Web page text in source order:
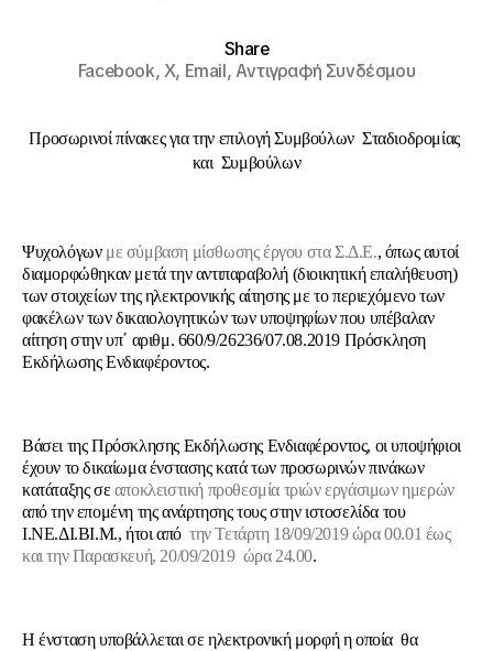
Share
Facebook,X, Email,Αντιγραφή Συνδέσμου
Προσωρινοί πίνακες για την επιλογή Συμβούλων Σταδιοδρομίας
και Συμβούλων
Ψυχολόγωνμε σύμβαση μίσθωσης έργου στα Σ.Δ.Ε., όπως αυτοί
διαμορφώθηκαν μετά την αντιπαραβολή (διοικητική επαλήθευση)
των στοιχείων της ηλεκτρονικής αίτησης με το περιεχόμενο των
φακέλων των δικαιολογητικών των υποψηφίων που υπέβαλαν
αίτηση στην υπ΄ αριθμ. 660/9/26236/07.08.2019 Πρόσκληση
Εκδήλωσης Ενδιαφέροντος.
Βάσει της Πρόσκλησης Εκδήλωσης Ενδιαφέροντος, οι υποψήφιοι
έχουν το δικαίωμα ένστασης κατά των προσωρινών πινάκων
κατάταξης σε αποκλειστική προθεσμία τριών εργάσιμων ημερών
από την επομένη της ανάρτησης τους στην ιστοσελίδα του
Ι.ΝΕ.ΔΙ.ΒΙ.Μ., ήτοι από την Τετάρτη 18/09/2019 ώρα 00.01 έως
και την Παρασκευή, 20/09/2019 ώρα 24.00.
Η ένσταση υποβάλλεται σε ηλεκτρονική μορφή η οποία θα